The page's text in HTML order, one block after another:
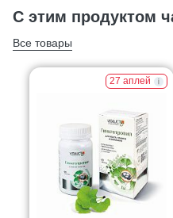
С этим продуктом
Все товары
27 аплей